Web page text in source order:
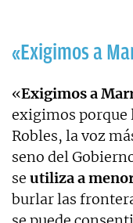
«Exigimos a
«Exigimos a
exigimos porque
Robles, la voz
seno del
se utiliza a
burlar las